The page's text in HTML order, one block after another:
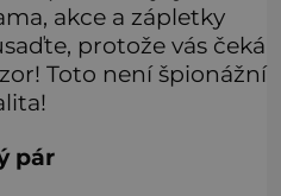
akce a zápletky
protože vás čeká
Toto není špionážní
pár